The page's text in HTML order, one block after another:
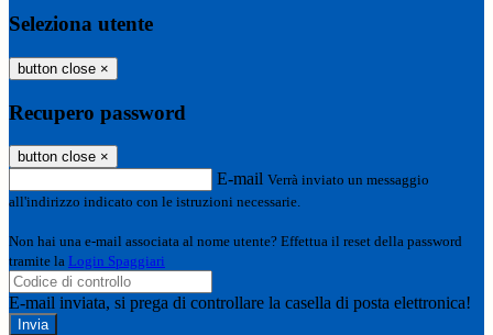
Seleziona utente
button close ×
Recupero password
button close ×
E-mail Verrà inviato un messaggio
all'indirizzo indicato con le istruzioni necessarie.
Non hai una e-mail associata al nome utente? Effettua il reset della password
tramite la Login Spaggiari
E-mail inviata, si prega di controllare la casella di posta elettronica!